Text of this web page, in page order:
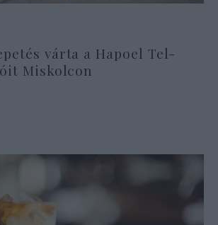
várta a Hapoel Tel-
Miskolcon